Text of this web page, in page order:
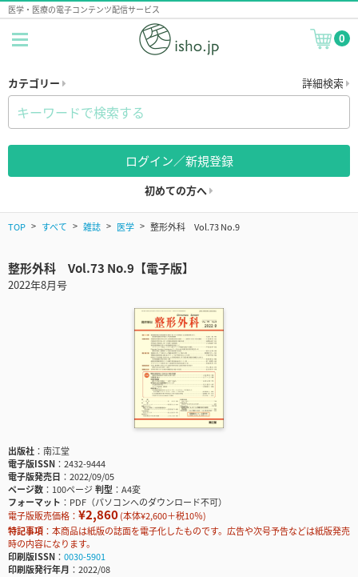
医学・医療の電子コンテンツ配信サービス
0
カテゴリー 詳細検索
ログイン／新規登録
初めての方へ
TOP すべて 雑誌 医学 整形外科 Vol.73 No.9
整形外科 Vol.73 No.9【電子版】
2022年8月号
出版社
南江堂
電子版ISSN
2432-9444
電子版発売日
2022/09/05
ページ数
100ページ判型
A4変
フォーマット
PDF（パソコンへのダウンロード不可）
電子版販売価格： ¥2,860(本体¥2,600＋税10％)
特記事項
本商品は紙版の誌面を電子化したものです。広告や次号予告などは紙版発売
時の内容になります。
印刷版ISSN
0030-5901
印刷版発行年月
2022/08